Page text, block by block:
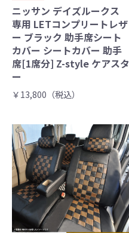
ニッサン デイズルークス
専用 LETコンプリートレザ
ー ブラック 助手席シート
カバー シートカバー 助手
席[1席分] Z-style ケアスタ
ー
￥13,800（税込）